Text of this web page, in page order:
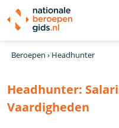
Beroepen › Headhunter
Headhunter:
Vaardigheden